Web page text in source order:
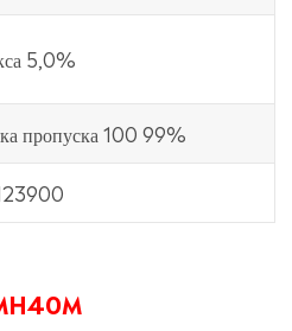
5,0%
пропуска 100 99%